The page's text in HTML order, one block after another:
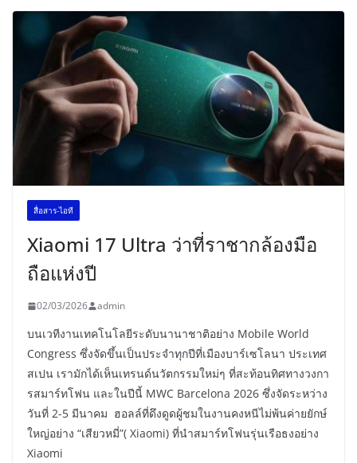
สื่อสาร-ไอที
Xiaomi 17 Ultra ว่าที่ราชากล้องมือ
ถือแห่งปี
02/03/2026 admin
บนเวทีงานเทคโนโลยีระดับนานาชาติอย่าง Mobile World
Congress ซึ่งจัดขึ้นเป็นประจำทุกปีที่เมืองบาร์เซโลนา ประเทศ
สเปน เรามักได้เห็นเทรนด์นวัตกรรมใหม่ๆ ที่สะท้อนทิศทางวงกา
รสมาร์ทโฟน และในปีนี้ MWC Barcelona 2026 ซึ่งจัดระหว่าง
วันที่ 2-5 มีนาคม ฮอลล์ที่ดึงดูดผู้ชมในงานคงหนีไม่พ้นค่ายยักษ์
ใหญ่อย่าง “เสียวหมี่”( Xiaomi) ที่นำสมาร์ทโฟนรุ่นเรือธงอย่าง
Xiaomi